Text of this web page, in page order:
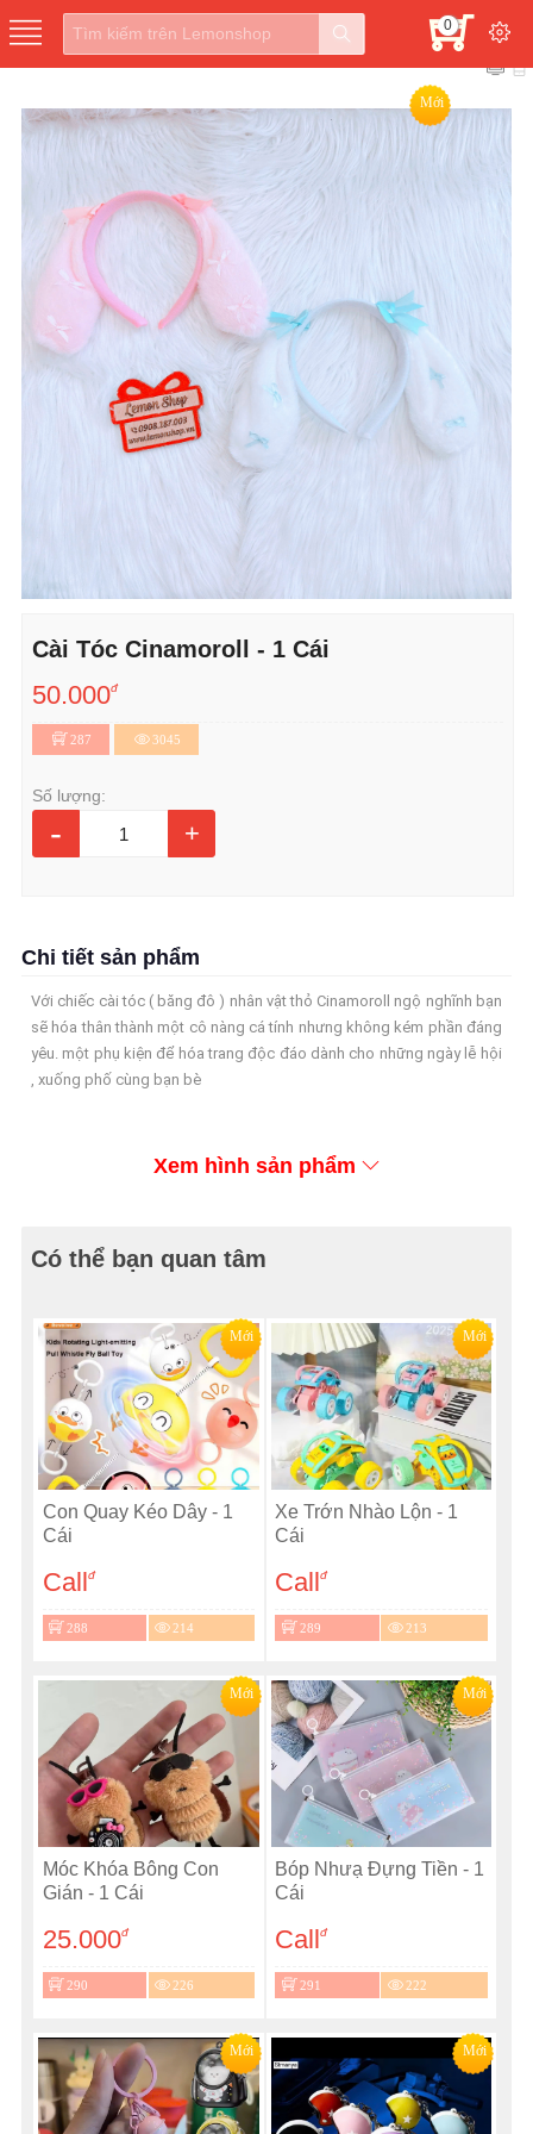
0
Mới
Cài Tóc Cinamoroll - 1 Cái
50.000đ
287 3045
Số lượng:
- +
Chi tiết sản phẩm
Với chiếc cài tóc ( băng đô ) nhân vật thỏ Cinamoroll ngộ nghĩnh bạn
sẽ hóa thân thành một cô nàng cá tính nhưng không kém phần đáng
yêu. một phụ kiện để hóa trang độc đáo dành cho những ngày lễ hội
, xuống phố cùng bạn bè
Xem hình sản phẩm
Có thể bạn quan tâm
Mới
Con Quay Kéo Dây - 1
Cái
Callđ
288 214
Mới
Xe Trớn Nhào Lộn - 1
Cái
Callđ
289 213
Mới
Móc Khóa Bông Con
Gián - 1 Cái
25.000đ
290 226
Mới
Bóp Nhưạ Đựng Tiền - 1
Cái
Callđ
291 222
Mới Mới